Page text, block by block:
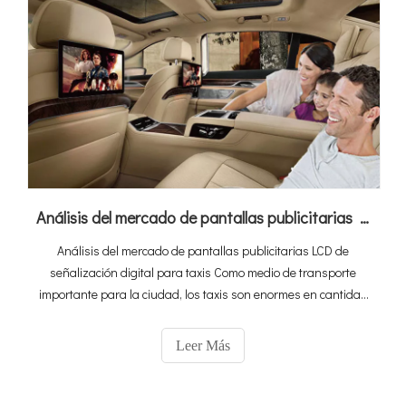
Análisis del mercado de pantallas publicitarias LCD de señalización digital para taxis
Análisis del mercado de pantallas publicitarias LCD de
señalización digital para taxis Como medio de transporte
importante para la ciudad, los taxis son enormes en cantidad
ciudad no tiene rival.Puede describirse como generalizado y la
selección de herramientas publicitarias se centra en
Leer Más